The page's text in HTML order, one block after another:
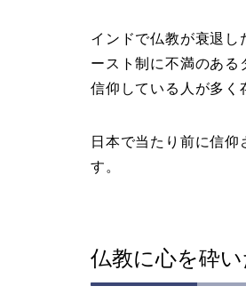
インドで仏教が衰退し
ースト制に不満のある
信仰している人が多く
日本で当たり前に信
す。
仏教に心を砕